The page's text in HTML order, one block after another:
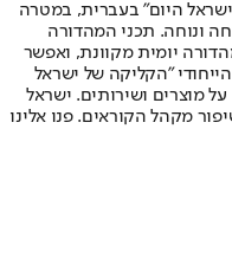
היום" בעברית, במטרה
ונוחה. תכני המהדורה
יומית מקוונת, ואפשר
"הקליקה של ישראל
מוצרים ושירותים. ישראל
מקהל הקוראים. פנו אלינו